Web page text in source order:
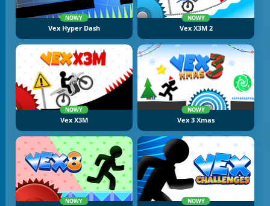
NOWY
Vex Hyper Dash
NOWY
Vex X3M 2
NOWY
Vex X3M
NOWY
Vex 3 Xmas
NOWY NOWY